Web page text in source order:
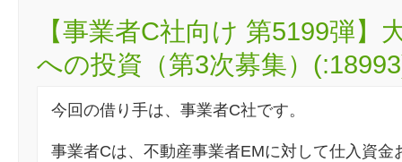
【事業者C社向け 第5199弾
への投資（第3次募集）
今回の借り手は、事業者C社です。
事業者Cは、不動産事業者EMに対して仕入資金